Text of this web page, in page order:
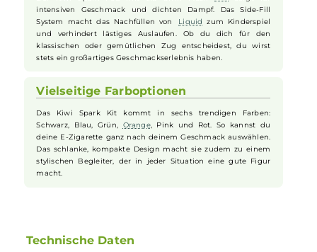
Mit dem integrierten 700 mAh Akku bietet das Kiwi Spark Kit
eine beeindruckende Ausdauer. Egal, ob du den ganzen Tag
unterwegs bist oder nur gelegentlich dampfst, der Akku hält
lange durch. Und dank des USB Typ-C Anschlusses ist er
jederzeit bereit, deine E-Zigarette zu nutzen.
Geschmack und Dampf
Der Kiwi Spark Pod mit 0.8 Ohm MeshCoil sorgt für
intensiven Geschmack und dichten Dampf. Das Side-Fill
System macht das Nachfüllen von